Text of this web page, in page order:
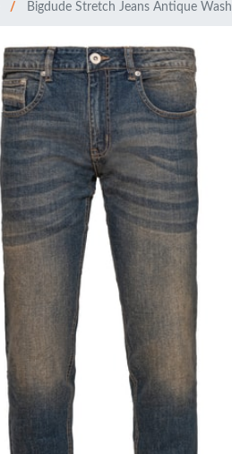
Bigdude Stretch Jeans Antique Wash